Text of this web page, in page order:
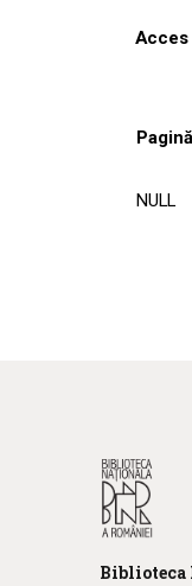
Acces
NULL
Biblioteca